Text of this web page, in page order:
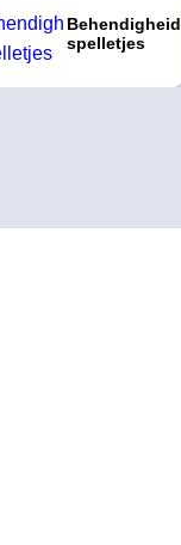
Behendigheid
spelletjes